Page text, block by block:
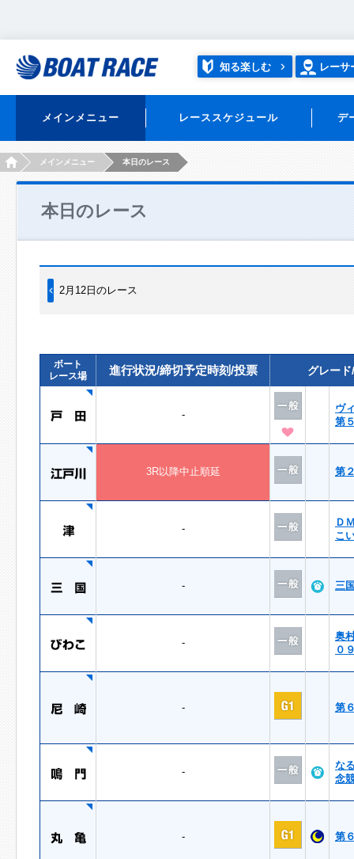
知る楽しむ レーサ
メインメニュー レーススケジュール デ
HOMEメインメニュー 本日のレース
本日のレース
2月12日のレース
ボート
レース場
進行状況/締切予定時刻/投票 グレー
-
ヴ
第
3R以降中止順延 第
-
Ｄ
こ
- 三
-
奥
０
- 第
-
な
念
- 第